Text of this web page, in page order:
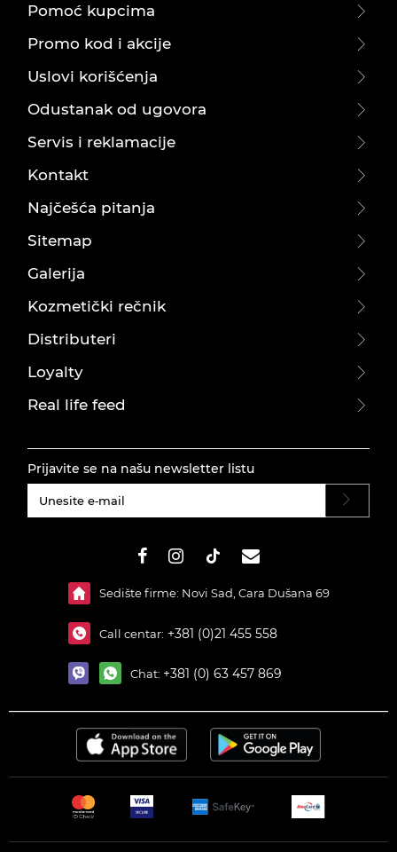
Pomoć kupcima
Promo kod i akcije
Uslovi korišćenja
Odustanak od ugovora
Servis i reklamacije
Kontakt
Najčešća pitanja
Sitemap
Galerija
Kozmetički rečnik
Distributeri
Loyalty
Real life feed
Prijavite se na našu newsletter listu
Sedište firme: Novi Sad, Cara Dušana 69
Call centar: +381 (0)21 455 558
Chat: +381 (0) 63 457 869